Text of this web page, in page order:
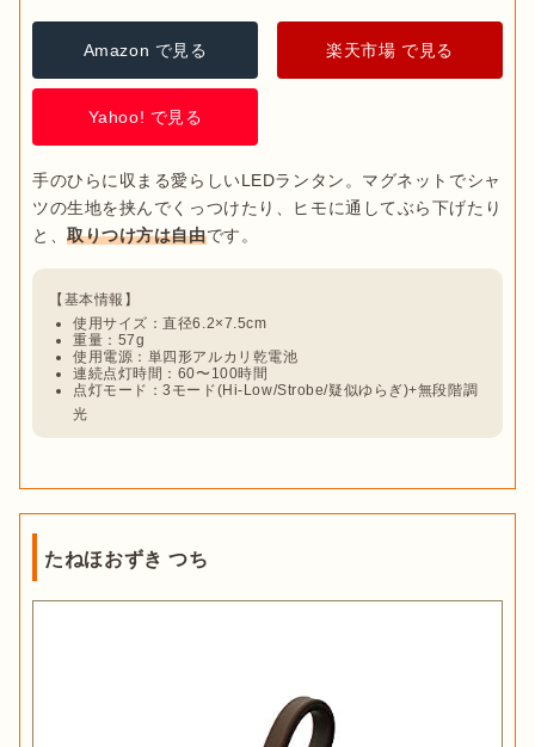
Amazon で見る 楽天市場 で見る
Yahoo! で見る
手のひらに収まる愛らしいLEDランタン。マグネットでシャ
ツの生地を挟んでくっつけたり、ヒモに通してぶら下げたり
と、取りつけ方は自由
【基本情報】
使用サイズ：直径6.2×7.5cm
重量：57g
使用電源：単四形アルカリ乾電池
連続点灯時間：60〜100時間
点灯モード：3モード(Hi-Low/Strobe/疑似ゆらぎ)+無段階調
光
たねほおずき つち